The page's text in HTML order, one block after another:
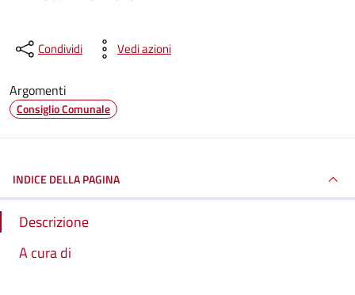
Condividi Vedi azioni
Argomenti
Consiglio Comunale
INDICE DELLA PAGINA
Descrizione
A cura di